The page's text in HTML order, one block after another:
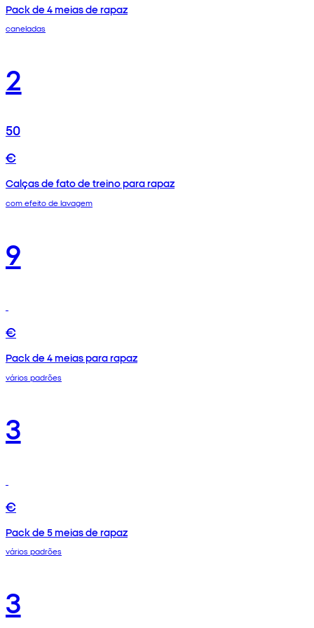
Pack de 4 meias de rapaz
caneladas
2
50
€
Calças de fato de treino para rapaz
com efeito de lavagem
9
€
Pack de 4 meias para rapaz
vários padrões
3
€
Pack de 5 meias de rapaz
vários padrões
3